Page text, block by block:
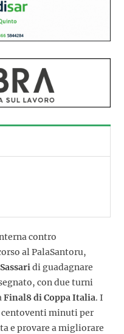
contro
al PalaSantoru,
di guadagnare
con due turni
Final8 di Coppa Italia. I
centoventi minuti per
e provare a migliorare